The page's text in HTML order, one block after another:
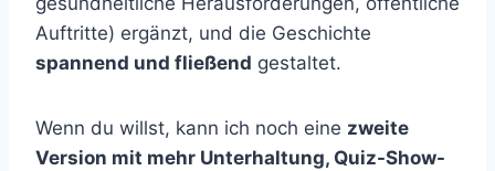
Auftritte) ergänzt, und die Geschichte
spannend und fließend gestaltet.
Wenn du willst, kann ich noch eine zweite
Version mit mehr Unterhaltung, Quiz-Show-